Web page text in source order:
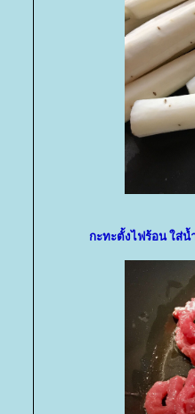
กะทะตั้งไฟร้อน ใส่น้